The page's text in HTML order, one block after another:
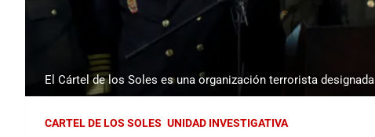
El Cártel de los Soles es una organización terrorista designada
CARTEL DE LOS SOLES UNIDAD INVESTIGATIVA